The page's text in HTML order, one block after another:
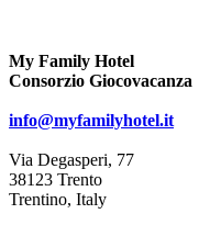
My Family Hotel
Consorzio Giocovacanza
info@myfamilyhotel.it
Via Degasperi, 77
38123 Trento
Trentino, Italy